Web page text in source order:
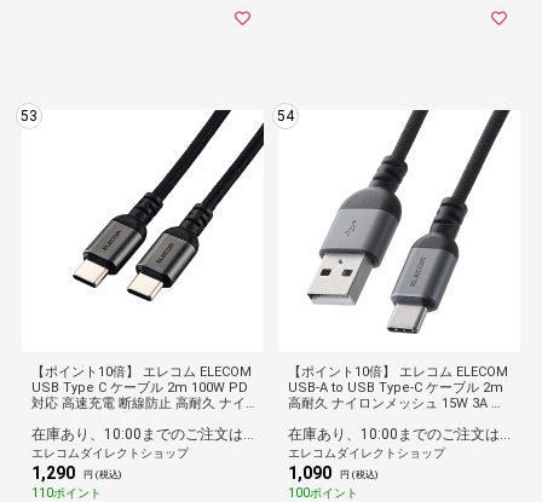
53
【ポイント10倍】 エレコム ELECOM
USB Type C ケーブル 2m 100W PD
対応 高速充電 断線防止 高耐久 ナイ
laxy/Android スマホ タブレット 等
対応 】 ブラック 【iPhone 16 シリ
ーズ 対応検証済】 MPA-CCECAN20B
K
エレコムダイレクトショップ
1,290 円 (税込)
110ポイント
54
【ポイント10倍】 エレコム ELECOM
USB-A to USB Type-C ケーブル 2m
高耐久 ナイロンメッシュ 15W 3A ブ
エレコムダイレクトショップ
1,090 円 (税込)
100ポイント